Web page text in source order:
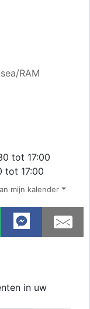
RAM
tot 17:00
tot 17:00
mijn kalender
in uw